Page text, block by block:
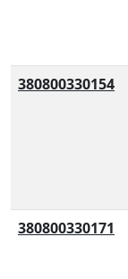
380800330154
380800330171